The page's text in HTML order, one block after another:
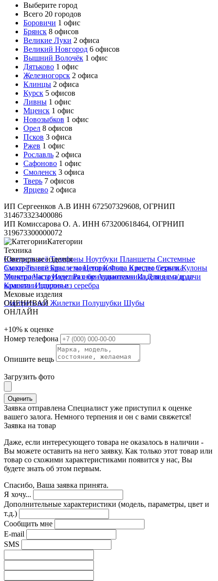
Выберите город
Всего 20 городов
Боровичи 1 офис
Брянск 8 офисов
Великие Луки 2 офиса
Великий Новгород 6 офисов
Вышний Волочёк 1 офис
Дятьково 1 офис
Железногорск 2 офиса
Клинцы 2 офиса
Курск 5 офисов
Ливны 1 офис
Мценск 1 офис
Новозыбков 1 офис
Орел 8 офисов
Псков 3 офиса
Ржев 1 офис
Рославль 2 офиса
Сафоново 1 офис
Смоленск 3 офиса
Тверь 7 офисов
Ярцево 2 офиса
ИП Сергеенков А.В ИНН 672507329608, ОГРНИП
314673323400086
ИП Комиссарова О. А. ИНН 673200618464, ОГРНИП
319673300000072
Категории
Техника
Смотреть всёТелефоны Ноутбуки Планшеты Системные
блокиТелевизоры и мониторыФото и видео техника
ЭлектроинструментРазноеАудиотехникаДля дома и дачи
Красота и здоровье
Ювелирные изделия
Смотреть всёБраслетыЦепиКольца КрестыСерьгиКулоны
МонетыЧасыИзделия с бриллиантамиИзделия с п/драг
камнямиИзделия из серебра
Меховые изделия
Смотреть всё Жилетки Полушубки Шубы
ОЦЕНИВАЙ
ОНЛАЙН
+10% к оценке
Номер телефона
Опишите вещь
Загрузить фото
Оценить
Заявка отправлена Специалист уже приступил к оценке
вашего залога. Немного терпения и он с вами свяжется!
Заявка на товар
Даже, если интересующего товара не оказалось в наличии -
Вы можете оставить на него заявку. Как только этот товар или
товар со схожими характеристиками появится у нас, Вы
будете знать об этом первым.
Спасибо, Ваша заявка принята.
Я хочу...
Дополнительные характеристики (модель, параметры, цвет и
т.д.)
Сообщить мне
E-mail
SMS